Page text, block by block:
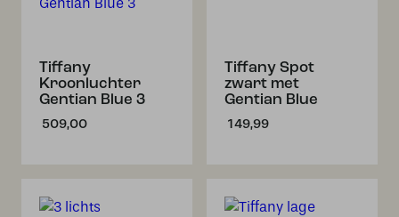
Tiffany
Kroonluchter
Gentian Blue 3
509,00
Tiffany Spot
zwart met
Gentian Blue
149,99